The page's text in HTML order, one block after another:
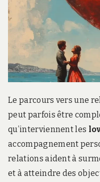
.
f
r
Le parcours vers une
peut parfois être
qu’interviennent les
accompagnement
relations aident à
et à atteindre des